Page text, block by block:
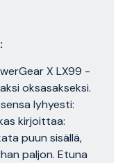
X LX99 -
oksasakseksi.
lyhyesti:
kirjoittaa:
puun sisällä,
paljon. Etuna